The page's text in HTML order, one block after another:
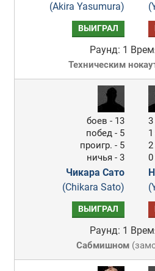
(Akira Yasumura)
ВЫИГРАЛ
Раунд: 1
Техническим
боев - 13
побед - 5
проигр. - 5
ничья - 3
Чикара Сато
(Chikara Sato)
2
ВЫИГРАЛ
Раунд: 1
Сабмишном(